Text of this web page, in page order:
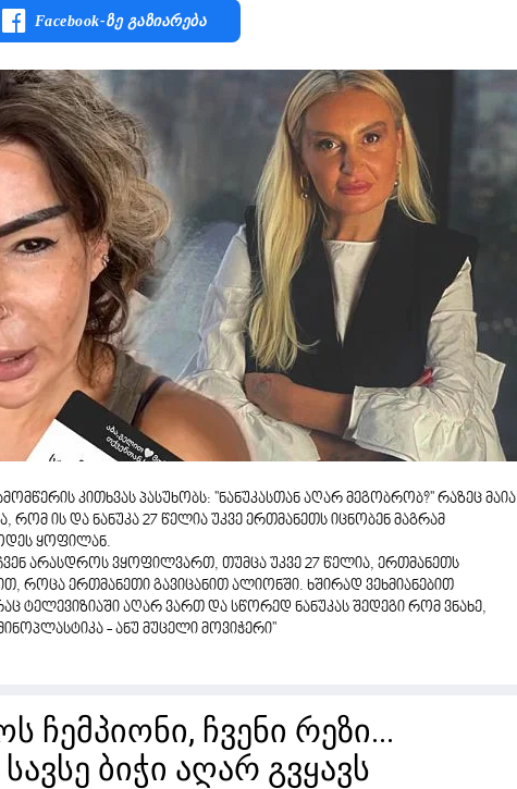
Facebook-Ზე Გაზიარება
კითხვას პასუხობს: ''ნანუკასთან აღარ მეგობრობ?'' რაზეც მაია
რომ ის და ნანუკა 27 წელია უკვე ერთმანეთს იცნობენ მაგრამ
ყოფილან.
არასდროს ვყოფილვართ, თუმცა უკვე 27 წელია, ერთმანეთს
როცა ერთმანეთი გავიცანით ალიონში. ხშირად ვეხმიანებით
ტელევიზიაში აღარ ვართ და სწორედ ნანუკას შედეგი რომ ვნახე,
- ანუ მუცელი მოვიჭერი''
ჩემპიონი, ჩვენი რეზი...
ბიჭი აღარ გვყავს